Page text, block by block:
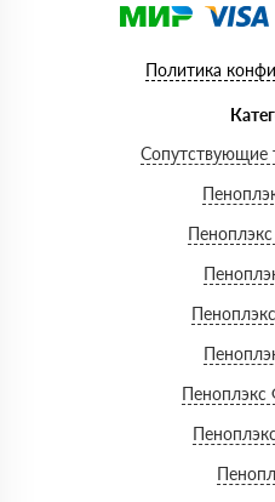
Политика
Сопутствующие
Пеноплэкс